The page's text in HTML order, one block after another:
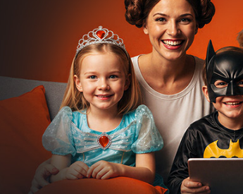
6 dielov
Svět pod hlavou